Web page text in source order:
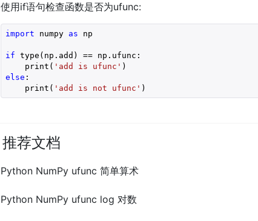
使用if语句检查函数是否为ufunc:
import numpy as np
if type(np.add) == np.ufunc:
    print(
'add is ufunc'
else :
    print(
'add is not ufunc' )
推荐文档
Python NumPy ufunc 简单算术
Python NumPy ufunc log 对数